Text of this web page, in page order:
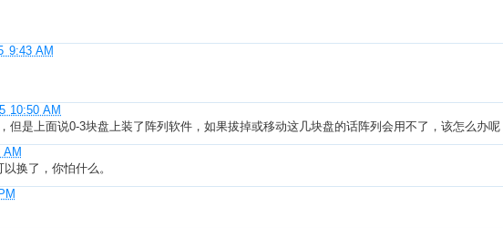
9:43 AM
10:50 AM
但是上面说0-3块盘上装了阵列软件，如果拔掉或移动这几块盘的话阵列会用不了，该怎么办呢
AM
换了，你怕什么。